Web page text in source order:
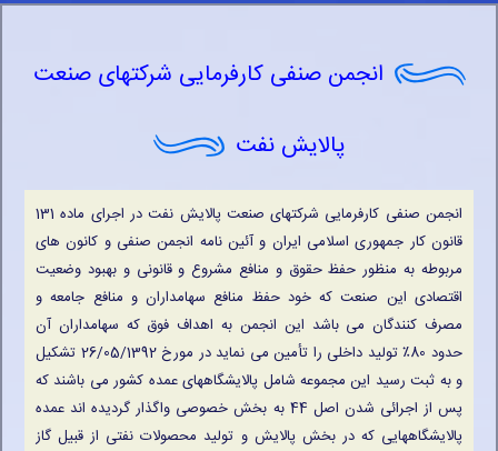
انجمن صنفی کارفرمایی شرکتهای صنعت
پالایش نفت
انجمن صنفی کارفرمایی شرکتهای صنعت پالایش نفت در اجرای ماده 131
قانون کار جمهوری اسلامی ایران و آئین نامه انجمن صنفی و کانون های
مربوطه به منظور حفظ حقوق و منافع مشروع و قانونی و بهبود وضعیت
اقتصادی این صنعت که خود حفظ منافع سهامداران و منافع جامعه و
مصرف کنندگان می باشد این انجمن به اهداف فوق که سهامداران آن
حدود 80٪ تولید داخلی را تأمین می نماید در مورخ 26/05/1392 تشکیل
و به ثبت رسید این مجموعه شامل پالایشگاههای عمده کشور می باشند که
پس از اجرائی شدن اصل 44 به بخش خصوصی واگذار گردیده اند عمده
پالایشگاههایی که در بخش پالایش و تولید محصولات نفتی از قبیل گاز